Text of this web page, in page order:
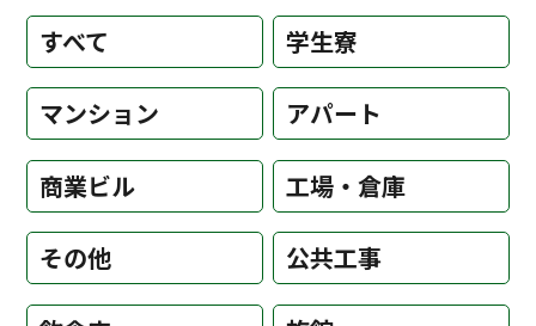
すべて 学生寮
マンション アパート
商業ビル 工場・倉庫
その他 公共工事